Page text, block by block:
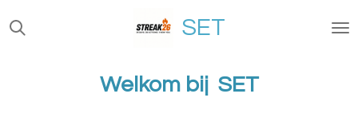
Ga
direct
SET
Welkom bij SET